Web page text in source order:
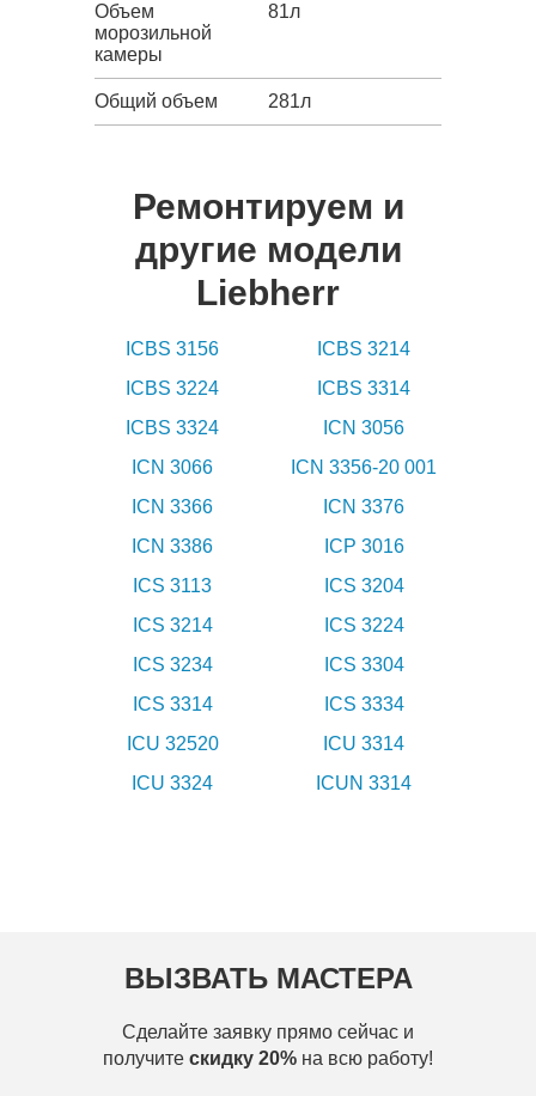
Объем
морозильной
камеры
81л
Общий объем 281л
Ремонтируем и
другие модели
Liebherr
ICBS 3156
ICBS 3214
ICBS 3224
ICBS 3314
ICBS 3324
ICN 3056
ICN 3066
ICN 3356-20 001
ICN 3366
ICN 3376
ICN 3386
ICP 3016
ICS 3113
ICS 3204
ICS 3214
ICS 3224
ICS 3234
ICS 3304
ICS 3314
ICS 3334
ICU 32520
ICU 3314
ICU 3324
ICUN 3314
ВЫЗВАТЬ МАСТЕРА
Сделайте заявку прямо сейчас и
получите скидку 20% на всю работу!